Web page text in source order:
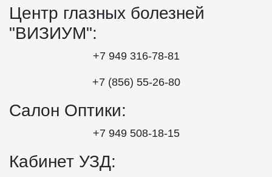
Центр глазных болезней
"ВИЗИУМ":
+7 949 316-78-81
+7 (856) 55‑26‑80
Салон Оптики:
+7 949 508‑18‑15
Кабинет УЗД: